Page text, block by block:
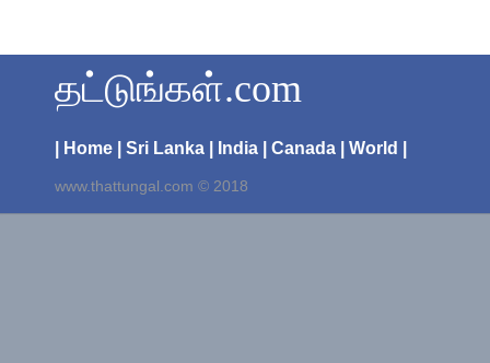
தட்டுங்கள்.com
| Home | Sri Lanka | India | Canada | World |
www.thattungal.com © 2018